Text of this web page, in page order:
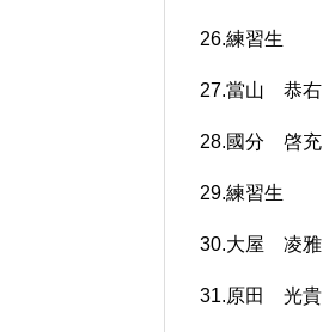
26.練習生
27.當山 恭右
28.國分 啓充
29.練習生
30.大屋 凌雅
31.原田 光貴